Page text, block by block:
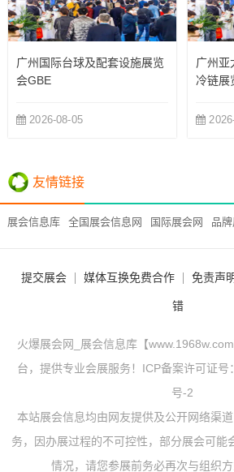
广州国际台球及配套设施展览
会GBE
2026-08-05
广州亚
冷链展
友情链接
展会信息库 全国展会信息网 国际展会网 品
提交展会 媒体互换免费合作 免责声
错
火爆展会网_展会信息库【
台，提供专业会展服务！ICP备案许可证号：
号-2
本站展会信息均由网友提供及公开网络渠
务，因办展过程的不可控性，部分展会可能
情况，请您参展前务必再次与组织方